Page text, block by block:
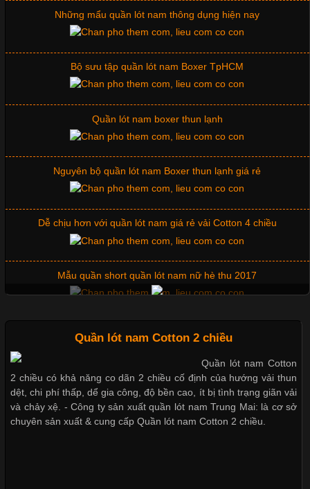
Áo thun là một trong những trang phục phổ biến nhất hiện nay
nhờ tính tiện dụng, dễ phối đồ và phù hợp với nhiều đối tượng.
quan trọng tạo nên phong cách riêng cho từng sản phẩm. Mỗi
loại cổ áo sẽ mang đến một vẻ đẹp khác
Những Mẫu Áo Thun Đồng Phục Công Ty Được Ưa
Chuộng Hiện Nay
Cập nhật 2026-06-01 14:23:34
Trong môi trường kinh doanh hiện đại, việc xây dựng hình ảnh
chuyên nghiệp đóng vai trò quan trọng đối với sự phát triển của
doanh nghiệp. Một trong những giải pháp hiệu quả được nhiều
đơn vị lựa chọn hiện nay là sử dụng áo thun đồng phục công ty.
Không chỉ giúp tạo sự đồng bộ, áo thun
Chất Liệu Lycra Có Gì Đặc Biệt Trong Ngành Thời Trang?
Cập nhật 2026-05-27 17:03:46
Vải Lycra Là Gì? Chất Liệu Co Giãn Được Ưa Chuộng Trong
Bộ sưu tập quần lót nam Boxer TpHCM
Nguyên bộ quần lót nam Boxer thun lạnh giá rẻ
Dễ chịu hơn với quần lót nam giá rẻ vải Cotton 4 chiều
Mẫu quần short quần lót nam nữ hè thu 2017
Thị hiều quần lót nam bơi lội nam và nữ 2017
Xu hướng thời trang trẻ và quần lót nam giá sỉ
Giặt và bảo quản quần lót nam đúng cách
Quần lót nam Cotton 2 chiều
Quần lót nam Cotton
2 chiều có khả năng co dãn 2 chiều cố định của hướng vải thun
dệt, chi phí thấp, dể gia công, độ bền cao, ít bị tình trạng giãn vải
và chảy xệ. - Công ty sản xuất quần lót nam Trung Mai: là cơ sở
chuyên sản xuất & cung cấp Quần lót nam Cotton 2 chiều.